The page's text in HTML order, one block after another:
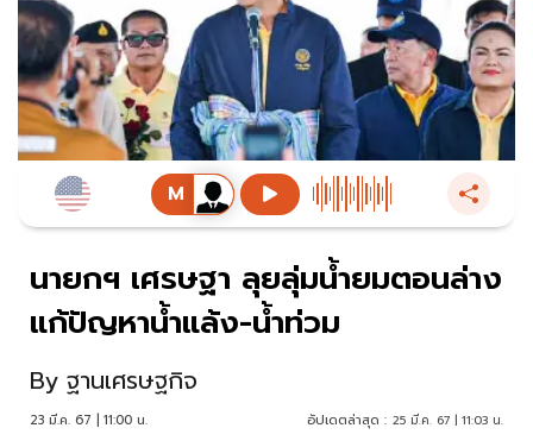
นายกฯ เศรษฐา ลุยลุ่มน้ำยมตอนล่าง
แก้ปัญหาน้ำแล้ง-น้ำท่วม
By ฐานเศรษฐกิจ
23 มี.ค. 67 | 11:00 น. อัปเดตล่าสุด : 25 มี.ค. 67 | 11:03 น.